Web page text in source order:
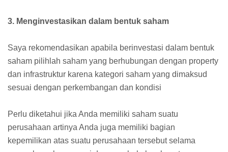
3. Menginvestasikan dalam bentuk saham
Saya rekomendasikan apabila berinvestasi dalam bentuk
saham pilihlah saham yang berhubungan dengan property
dan infrastruktur karena kategori saham yang dimaksud
sesuai dengan perkembangan dan kondisi
Perlu diketahui jika Anda memiliki saham suatu
perusahaan artinya Anda juga memiliki bagian
kepemilikan atas suatu perusahaan tersebut selama